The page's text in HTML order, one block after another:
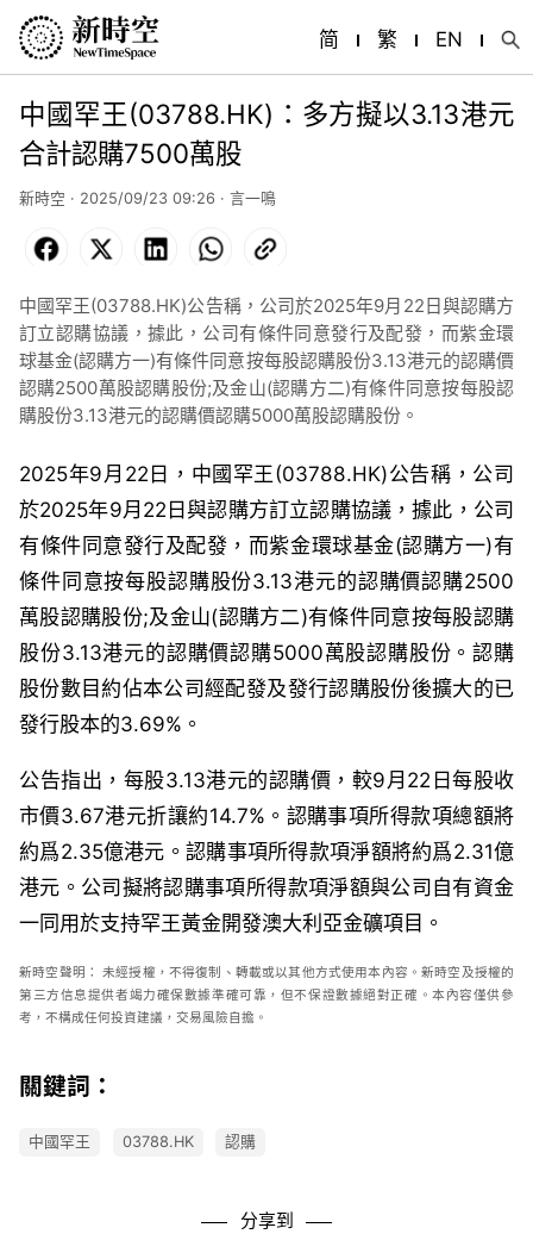
简 繁 EN
中國罕王(03788.HK)：多方擬以3.13港元
合計認購7500萬股
新時空 · 2025/09/23 09:26 · 言一鳴
Facebook LinkedIn WhatsApp
中國罕王(03788.HK)公告稱，公司於2025年9月22日與認購方
訂立認購協議，據此，公司有條件同意發行及配發，而紫金環
球基金(認購方一)有條件同意按每股認購股份3.13港元的認購價
認購2500萬股認購股份;及金山(認購方二)有條件同意按每股認
購股份3.13港元的認購價認購5000萬股認購股份。
2025年9月 22日， 中國罕王(03788.HK)公告稱 ，公司
於2025年9月 22日與認購方訂立認購協議，據此，公司
有條件同意發行及配發，而紫金環球基金(認購方一)有
條件同意按每股認購股份3.13港元的認購價認購2500
萬股認購股份;及金山(認購方二)有條件同意按每股認購
股份3.13港元的認購價認購5000萬股認購股份。認購
股份數目約佔本公司經配發及發行認購股份後擴大的已
發行股本的3.69% 。
公告指出， 每股3.13港元的認購價，較9月 22日每股收
市價3.67港元折讓約14.7% 。認購事項所得款項總額將
約爲2.35億港元。認購事項所得款項淨額將約爲2.31億
港元。公司擬將認購事項所得款項淨額與公司自有資金
一同用於支持罕王黃金開發澳大利亞金礦項目。
新時空聲明：
未經授權，不得復制、轉載或以其他方式使用本內容。新時空及授權的
第三方信息提供者竭力確保數據準確可靠，但不保證數據絕對正確。本內容僅供參
考，不構成任何投資建議，交易風險自擔。
關鍵詞：
中國罕王 03788.HK 認購
分享到